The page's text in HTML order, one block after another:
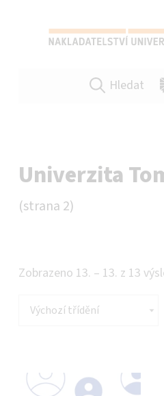
SPRÁVNÁ VOLBA PRO VAŠE PUBLIKACE A TISKOVINY VŠEHO DRUHU!
Hledat
Univerzita
(strana 2)
Zobrazeno 13. – 13. z 13
List of products